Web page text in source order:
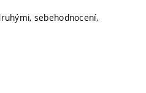
sebehodnocení,